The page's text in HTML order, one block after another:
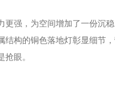
强，为空间增加了一份沉
构的铜色落地灯彰显细节
眼。